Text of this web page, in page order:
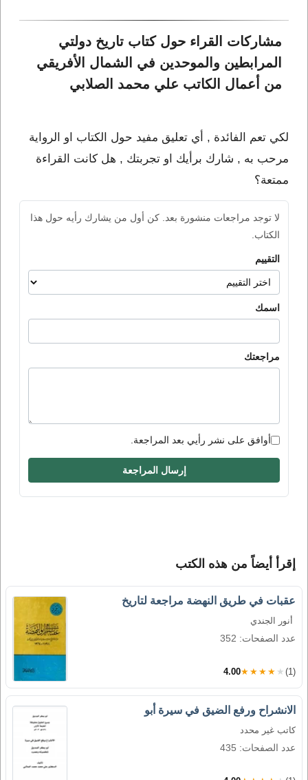
مشاركات القراء حول كتاب تاريخ دولتي
المرابطين والموحدين في الشمال الأفريقي
من أعمال الكاتب علي محمد الصلابي
لكي تعم الفائدة , أي تعليق مفيد حول الكتاب او الرواية
مرحب به , شارك برأيك او تجربتك , هل كانت القراءة
ممتعة؟
لا توجد مراجعات منشورة بعد. كن أول من يشارك رأيه حول هذا
الكتاب.
التقييم
اسمك
مراجعتك
أوافق على نشر رأيي بعد المراجعة.
إرسال المراجعة
إقرأ أيضاً من هذه الكتب
عقبات في طريق النهضة مراجعة لتاريخ
أنور الجندي
عدد الصفحات: 352
4.00★★★★★ (1)
الانشراح ورفع الضيق في سيرة أبو
كاتب غير محدد
عدد الصفحات: 435